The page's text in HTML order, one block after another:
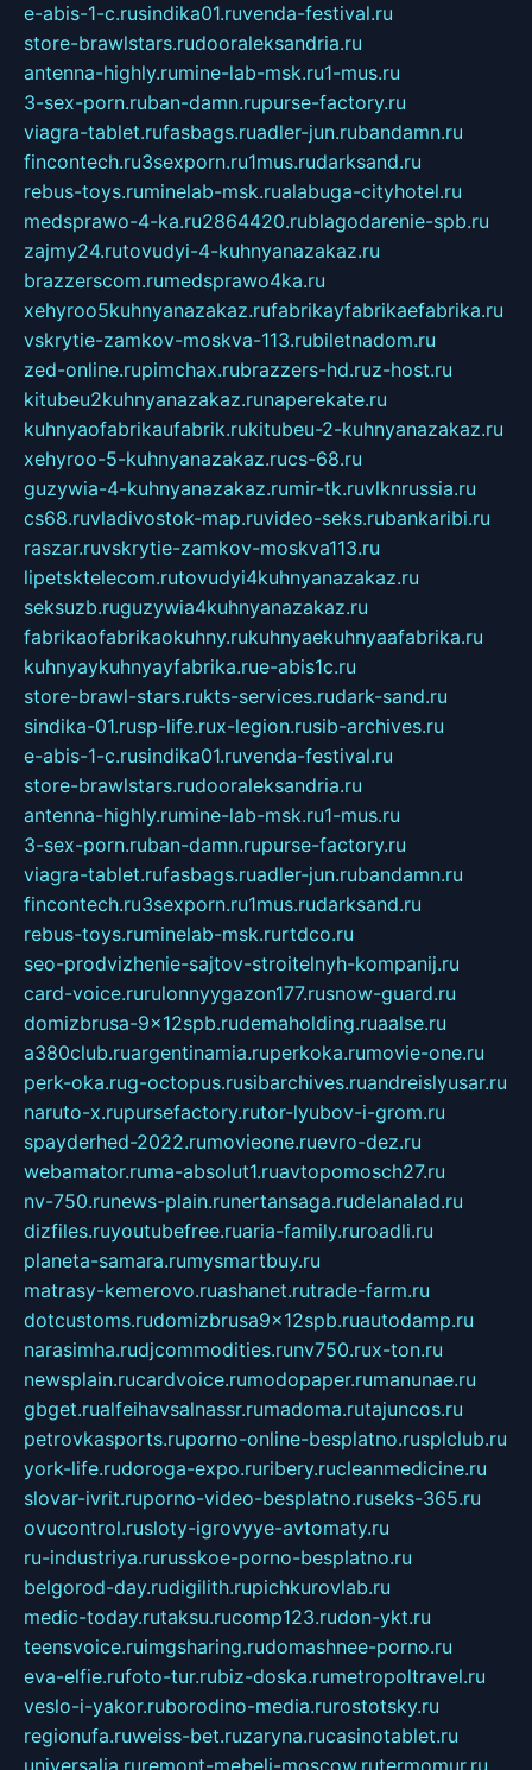
e-abis-1-c.rusindika01.ruvenda-festival.ru
store-brawlstars.rudooraleksandria.ru
antenna-highly.rumine-lab-msk.ru1-mus.ru
3-sex-porn.ruban-damn.rupurse-factory.ru
viagra-tablet.rufasbags.ruadler-jun.rubandamn.ru
fincontech.ru3sexporn.ru1mus.rudarksand.ru
rebus-toys.ruminelab-msk.rualabuga-cityhotel.ru
medsprawo-4-ka.ru2864420.rublagodarenie-spb.ru
zajmy24.rutovudyi-4-kuhnyanazakaz.ru
brazzerscom.rumedsprawo4ka.ru
xehyroo5kuhnyanazakaz.rufabrikayfabrikaefabrika.ru
vskrytie-zamkov-moskva-113.rubiletnadom.ru
zed-online.rupimchax.rubrazzers-hd.ruz-host.ru
kitubeu2kuhnyanazakaz.runaperekate.ru
kuhnyaofabrikaufabrik.rukitubeu-2-kuhnyanazakaz.ru
xehyroo-5-kuhnyanazakaz.rucs-68.ru
guzywia-4-kuhnyanazakaz.rumir-tk.ruvlknrussia.ru
cs68.ruvladivostok-map.ruvideo-seks.rubankaribi.ru
raszar.ruvskrytie-zamkov-moskva113.ru
lipetsktelecom.rutovudyi4kuhnyanazakaz.ru
seksuzb.ruguzywia4kuhnyanazakaz.ru
fabrikaofabrikaokuhny.rukuhnyaekuhnyaafabrika.ru
kuhnyaykuhnyayfabrika.rue-abis1c.ru
store-brawl-stars.rukts-services.rudark-sand.ru
sindika-01.rusp-life.rux-legion.rusib-archives.ru
e-abis-1-c.rusindika01.ruvenda-festival.ru
store-brawlstars.rudooraleksandria.ru
antenna-highly.rumine-lab-msk.ru1-mus.ru
3-sex-porn.ruban-damn.rupurse-factory.ru
viagra-tablet.rufasbags.ruadler-jun.rubandamn.ru
fincontech.ru3sexporn.ru1mus.rudarksand.ru
rebus-toys.ruminelab-msk.rurtdco.ru
seo-prodvizhenie-sajtov-stroitelnyh-kompanij.ru
card-voice.rurulonnyygazon177.rusnow-guard.ru
domizbrusa-9x12spb.rudemaholding.ruaalse.ru
a380club.ruargentinamia.ruperkoka.rumovie-one.ru
perk-oka.rug-octopus.rusibarchives.ruandreislyusar.ru
naruto-x.rupursefactory.rutor-lyubov-i-grom.ru
spayderhed-2022.rumovieone.ruevro-dez.ru
webamator.ruma-absolut1.ruavtopomosch27.ru
nv-750.runews-plain.runertansaga.rudelanalad.ru
dizfiles.ruyoutubefree.ruaria-family.ruroadli.ru
planeta-samara.rumysmartbuy.ru
matrasy-kemerovo.ruashanet.rutrade-farm.ru
dotcustoms.rudomizbrusa9x12spb.ruautodamp.ru
narasimha.rudjcommodities.runv750.rux-ton.ru
newsplain.rucardvoice.rumodopaper.rumanunae.ru
gbget.rualfeihavsalnassr.rumadoma.rutajuncos.ru
petrovkasports.ruporno-online-besplatno.rusplclub.ru
york-life.rudoroga-expo.ruribery.rucleanmedicine.ru
slovar-ivrit.ruporno-video-besplatno.ruseks-365.ru
ovucontrol.rusloty-igrovyye-avtomaty.ru
ru-industriya.rurusskoe-porno-besplatno.ru
belgorod-day.rudigilith.rupichkurovlab.ru
medic-today.rutaksu.rucomp123.rudon-ykt.ru
teensvoice.ruimgsharing.rudomashnee-porno.ru
eva-elfie.rufoto-tur.rubiz-doska.rumetropoltravel.ru
veslo-i-yakor.ruborodino-media.rurostotsky.ru
regionufa.ruweiss-bet.ruzaryna.rucasinotablet.ru